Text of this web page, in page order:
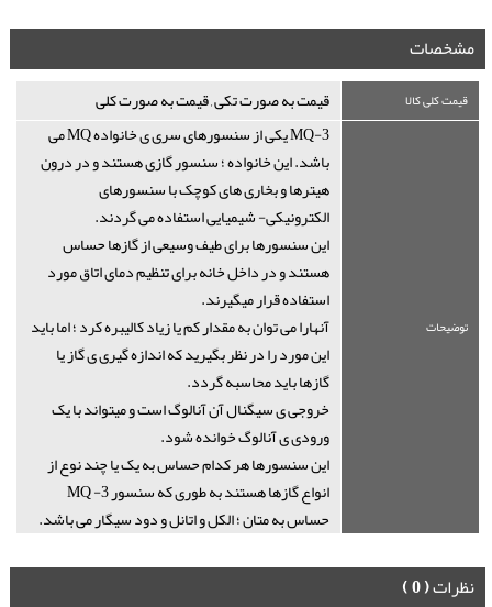
مشخصات
قیمت به صورت تکی , قیمت به صورت کلی قیمت کلی کالا
MQ-3 یکی از سنسورهای سری ی خانواده MQ می
باشد. این خانواده ؛ سنسور گازی هستند و در درون
هیترها و بخاری های کوچک با سنسورهای
الکترونیکی- شیمیایی استفاده می گردند.
این سنسورها برای طیف وسیعی از گازها حساس
هستند و در داخل خانه برای تنظیم دمای اتاق مورد
استفاده قرار میگیرند.
آنهارا می توان به مقدار کم یا زیاد کالیبره کرد ؛ اما باید
این مورد را در نظر بگیرید که اندازه گیری ی گاز یا
گازها باید محاسبه گردد.
خروجی ی سیگنال آن آنالوگ است و میتواند با یک
ورودی ی آنالوگ خوانده شود.
این سنسورها هر کدام حساس به یک یا چند نوع از
انواع گازها هستند به طوری که سنسور MQ -3
حساس به متان ؛ الکل و اتانل و دود سیگار می باشد.
توضیحات
نظرات( 0 )